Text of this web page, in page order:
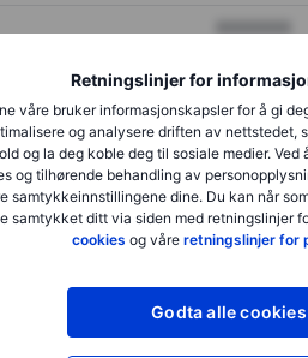
Retningslinjer for
våre bruker informasjonskapsler for å gi
og analysere driften av nettstedet,
og la deg koble deg til sosiale medier.
og tilhørende behandling av
samtykkeinnstillingene dine. Du kan når
samtykket ditt via siden med retningslinjer
cookies og våre retningslinjer for
Godta alle cookies
XXXXXXX
XXXXXXX
XXXXXXX
XXXXXXX